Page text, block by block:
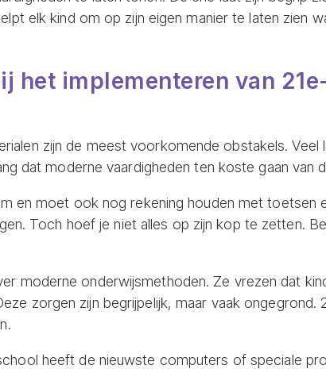
elk kind om op zijn eigen manier te laten zien
het implementeren van
zijn de meest voorkomende obstakels. Veel
dat moderne vaardigheden ten koste gaan van
en moet ook nog rekening houden met toetsen
Toch hoef je niet alles op zijn kop te zetten.
moderne onderwijsmethoden. Ze vrezen dat
zorgen zijn begrijpelijk, maar vaak ongegrond.
heeft de nieuwste computers of speciale